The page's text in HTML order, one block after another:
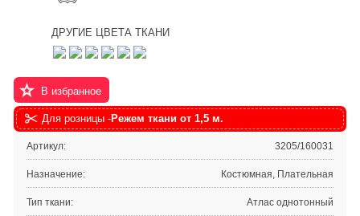
ДРУГИЕ ЦВЕТА ТКАНИ
В избранное
Для розницы -Режем ткани от 1,5 м.
Артикул: 3205/160031
Назначение: Костюмная, Плательная
Тип ткани: Атлас однотонный